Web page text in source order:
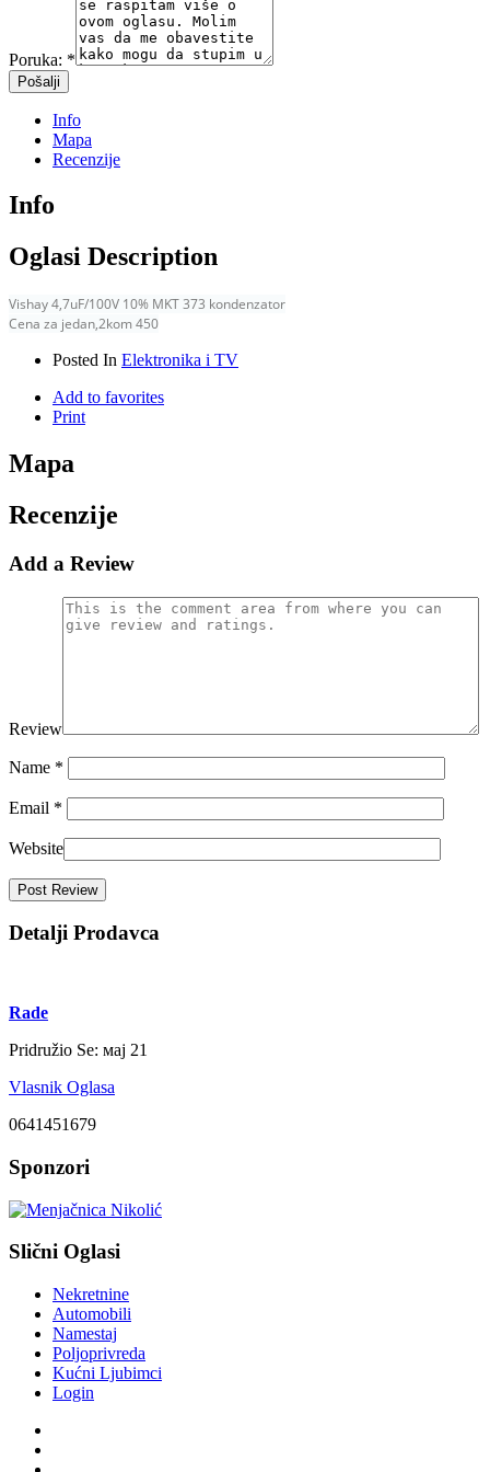
Poruka: *
Info
Mapa
Recenzije
Info
Oglasi Description
Vishay 4,7uF/100V 10% MKT 373 kondenzator
Cena za jedan,2kom 450
Posted In Elektronika i TV
Add to favorites
Print
Mapa
Recenzije
Add a Review
Review
Name *
Email *
Website
Detalji Prodavca
Rade
Pridružio Se: мај 21
Vlasnik Oglasa
0641451679
Sponzori
Slični Oglasi
Nekretnine
Automobili
Namestaj
Poljoprivreda
Kućni Ljubimci
Login